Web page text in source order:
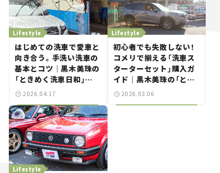
Lifestyle
はじめての洗車で愛車と
向き合う。手洗い洗車の
基本とコツ｜黒木美珠の
「ときめく洗車日和」
vol.02
2026.04.17
Lifestyle
初⼼者でも失敗しない！
コメリで揃える「洗⾞ス
ターターセット」購入ガ
イド｜黒木美珠の「とき
めく洗車日和」vol.01
2026.03.06
Lifestyle